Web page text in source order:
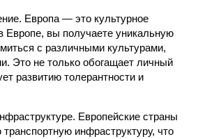
Европа — это культурное
Европе, вы получаете уникальную
с различными культурами,
Это не только обогащает личный
развитию толерантности и
Европейские страны
инфраструктуру, что